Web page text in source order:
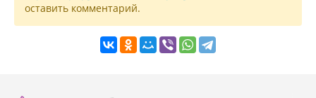
оставить комментарий.